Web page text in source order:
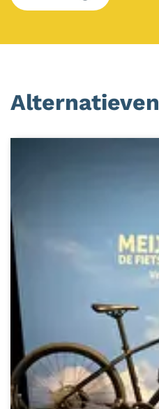
Alternatieven